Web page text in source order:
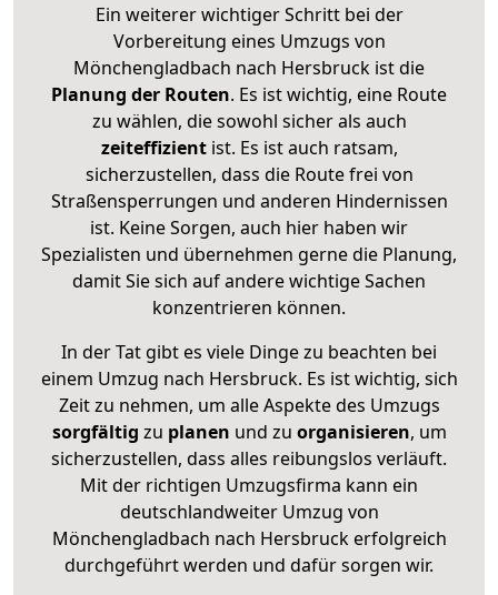
Ein weiterer wichtiger Schritt bei der
Vorbereitung eines Umzugs von
Mönchengladbach nach Hersbruck ist die
Planung der Routen. Es ist wichtig, eine Route
zu wählen, die sowohl sicher als auch
zeiteffizientist. Es ist auch ratsam,
sicherzustellen, dass die Route frei von
Straßensperrungen und anderen Hindernissen
ist. Keine Sorgen, auch hier haben wir
Spezialisten und übernehmen gerne die Planung,
damit Sie sich auf andere wichtige Sachen
konzentrieren können.
In der Tat gibt es viele Dinge zu beachten bei
einem Umzug nach Hersbruck. Es ist wichtig, sich
Zeit zu nehmen, um alle Aspekte des Umzugs
sorgfältig zu planen und zu organisieren, um
sicherzustellen, dass alles reibungslos verläuft.
Mit der richtigen Umzugsfirma kann ein
deutschlandweiter Umzug von
Mönchengladbach nach Hersbruck erfolgreich
durchgeführt werden und dafür sorgen wir.